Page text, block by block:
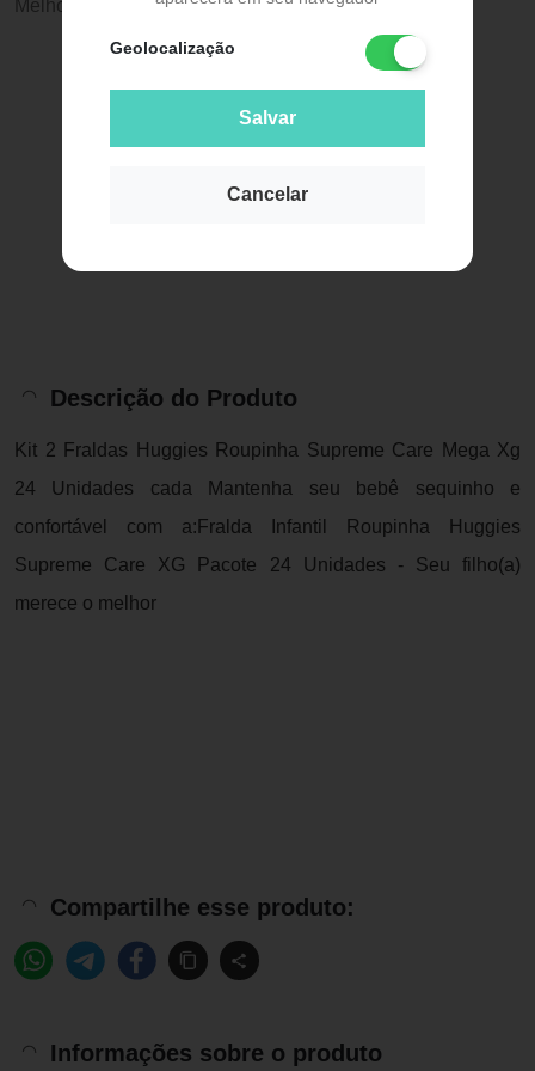
Geolocalização
Salvar
Cancelar
Melhor preço: R$ 336,40
Descrição do Produto
Kit 2 Fraldas Huggies Roupinha Supreme Care Mega Xg
24 Unidades cada Mantenha seu bebê sequinho e
confortável com a:Fralda Infantil Roupinha Huggies
Supreme Care XG Pacote 24 Unidades - Seu filho(a)
merece o melhor
Compartilhe esse produto:
Informações sobre o produto